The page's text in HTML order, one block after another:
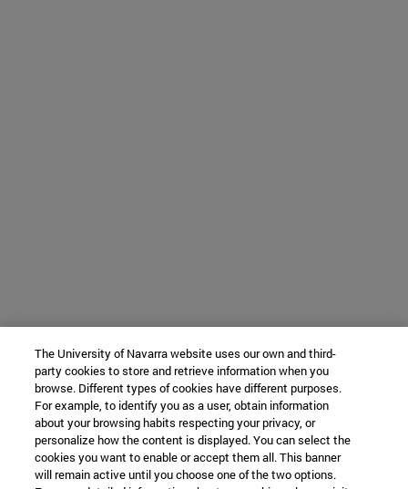
The University of Navarra website uses our own and third-
party cookies to store and retrieve information when you
browse. Different types of cookies have different purposes.
For example, to identify you as a user, obtain information
about your browsing habits respecting your privacy, or
personalize how the content is displayed. You can select the
cookies you want to enable or accept them all. This banner
will remain active until you choose one of the two options.